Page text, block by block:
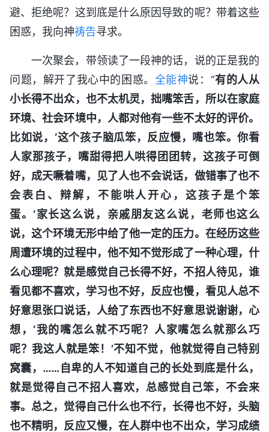
避、拒绝呢？这到底是什么原因导致的呢？带着这些
困惑，我向神祷告寻求。
一次聚会，带领读了一段神的话，说的正是我的
问题，解开了我心中的困惑。 全能神说：“有的人从
小长得不出众，也不太机灵，拙嘴笨舌，所以在家庭
环境、社会环境中，人都对他有一些不太好的评价。
比如说，‘这个孩子脑瓜笨，反应慢，嘴也笨。你看
人家那孩子，嘴甜得把人哄得团团转，这孩子可倒
好，成天噘着嘴，见了人也不会说话，做错事了也不
会表白、辩解，不能哄人开心，这孩子是个笨
蛋。’家长这么说，亲戚朋友这么说，老师也这么
说，这个环境无形中给了他一定的压力。在经历这些
周遭环境的过程中，他不知不觉形成了一种心理，什
么心理呢？就是感觉自己长得不好，不招人待见，谁
看见都不喜欢，学习也不好，反应也慢，看见人总不
好意思张口说话，人给了东西也不好意思说谢谢，心
想，‘我的嘴怎么就不巧呢？人家嘴怎么就那么巧
呢？我这人就是笨！’不知不觉，他就觉得自己特别
窝囊，……自卑的人不知道自己的长处到底是什么，
就是觉得自己不招人喜欢，总感觉自己笨，不会来
事。总之，觉得自己什么也不行，长得也不好，头脑
也不精明，反应又慢，在人群中也不出众，学习成绩